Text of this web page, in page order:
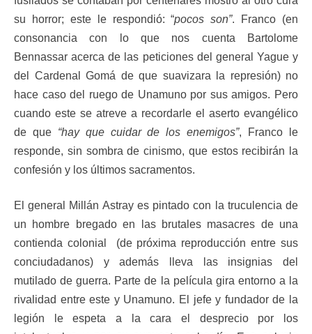
su horror; este le respondió: “pocos son”. Franco (en
consonancia con lo que nos cuenta Bartolome
Bennassar acerca de las peticiones del general Yague y
del Cardenal Gomá de que suavizara la represión) no
hace caso del ruego de Unamuno por sus amigos. Pero
cuando este se atreve a recordarle el aserto evangélico
de que “hay que cuidar de los enemigos”, Franco le
responde, sin sombra de cinismo, que estos recibirán la
confesión y los últimos sacramentos.
El general Millán Astray es pintado con la truculencia de
un hombre bregado en las brutales masacres de una
contienda colonial (de próxima reproducción entre sus
conciudadanos) y además lleva las insignias del
mutilado de guerra. Parte de la película gira entorno a la
rivalidad entre este y Unamuno. El jefe y fundador de la
legión le espeta a la cara el desprecio por los